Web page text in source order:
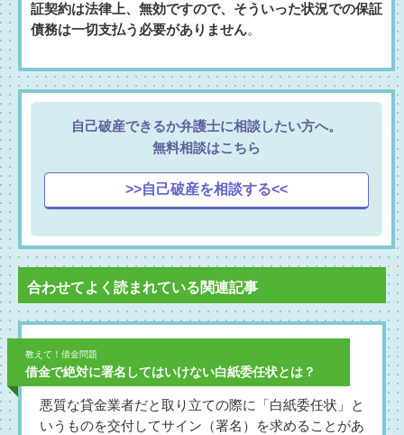
証契約は法律上、無効ですので、そういった状況での保証
債務は一切支払う必要がありません。
自己破産できるか弁護士に相談したい方へ。
無料相談はこちら
>>自己破産を相談する<<
合わせてよく読まれている関連記事
教えて！借金問題
借金で絶対に署名してはいけない白紙委任状とは？
悪質な貸金業者だと取り立ての際に「白紙委任状」と
いうものを交付してサイン（署名）を求めることがあ